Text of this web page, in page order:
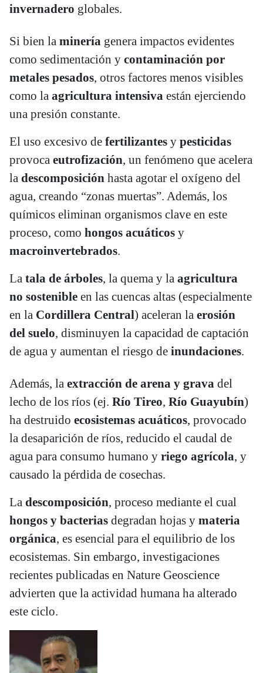
invernadero globales.
Si bien la minería genera impactos evidentes
como sedimentación y contaminación por
metales pesados, otros factores menos visibles
como la agricultura intensiva están ejerciendo
una presión constante.
El uso excesivo de fertilizantes y pesticidas
provoca eutrofización, un fenómeno que acelera
la descomposición hasta agotar el oxígeno del
agua, creando “zonas muertas”. Además, los
químicos eliminan organismos clave en este
proceso, como hongos acuáticos y
macroinvertebrados.
La tala de árboles, la quema y la agricultura
no sostenible en las cuencas altas (especialmente
en la Cordillera Central) aceleran la erosión
del suelo, disminuyen la capacidad de captación
de agua y aumentan el riesgo de inundaciones.
Además, la extracción de arena y grava del
lecho de los ríos (ej. Río Tireo, Río Guayubín)
ha destruido ecosistemas acuáticos, provocado
la desaparición de ríos, reducido el caudal de
agua para consumo humano y riego agrícola, y
causado la pérdida de cosechas.
La descomposición, proceso mediante el cual
hongos y bacterias degradan hojas y materia
orgánica, es esencial para el equilibrio de los
ecosistemas. Sin embargo, investigaciones
recientes publicadas en Nature Geoscience
advierten que la actividad humana ha alterado
este ciclo.